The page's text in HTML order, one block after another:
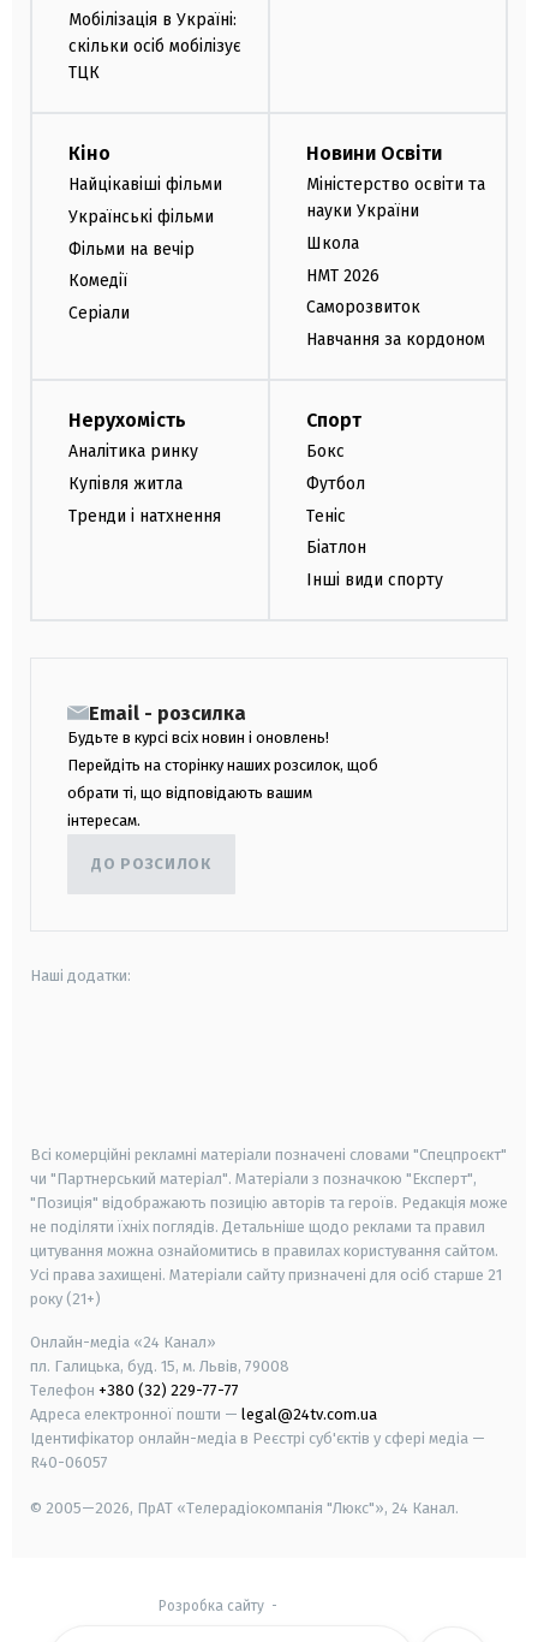
Мобілізація в Україні:
скільки осіб мобілізує
ТЦК
Кіно
Найцікавіші фільми
Українські фільми
Фільми на вечір
Комедії
Серіали
Новини Освіти
Міністерство освіти та
науки України
Школа
НМТ 2026
Саморозвиток
Навчання за кордоном
Нерухомість
Аналітика ринку
Купівля житла
Тренди і натхнення
Спорт
Бокс
Футбол
Теніс
Біатлон
Інші види спорту
Email - розсилка
Будьте в курсі всіх новин і оновлень!
Перейдіть на сторінку наших розсилок, щоб
обрати ті, що відповідають вашим
інтересам.
ДО РОЗСИЛОК
Наші додатки:
Всі комерційні рекламні матеріали позначені словами "Спецпроєкт"
чи "Партнерський матеріал". Матеріали з позначкою "Експерт",
"Позиція" відображають позицію авторів та героїв. Редакція може
не поділяти їхніх поглядів. Детальніше щодо реклами та правил
цитування можна ознайомитись в правилах користування сайтом.
Усі права захищені. Матеріали сайту призначені для осіб старше 21
року (21+)
Онлайн-медіа «24 Канал»
пл. Галицька, буд. 15, м. Львів, 79008
Телефон +380 (32) 229-77-77
Адреса електронної пошти — legal@24tv.com.ua
Ідентифікатор онлайн-медіа в Реєстрі суб'єктів у сфері медіа —
R40-06057
© 2005—2026, ПрАТ «Телерадіокомпанія "Люкс"», 24 Канал.
Розробка сайту-